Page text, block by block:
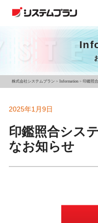
株式会社システムプラン >Information >印鑑照
2025年1月9日
印鑑照合シス
なお知らせ